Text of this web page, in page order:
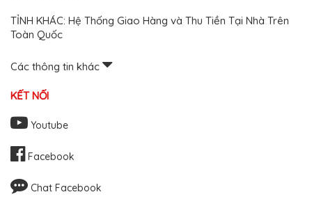
TỈNH KHÁC: Hệ Thống Giao Hàng và Thu Tiền Tại Nhà Trên
Toàn Quốc
Các thông tin khác
KẾT NỐI
Youtube
Facebook
Chat Facebook